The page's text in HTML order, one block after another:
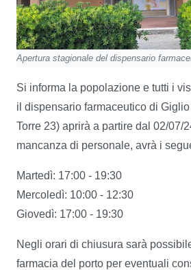
Apertura stagionale del dispensario
Si informa la popolazione e tutti i
il dispensario farmaceutico di
Torre 23) aprirà a partire dal 02/07/
mancanza di personale, avrà i
Martedì: 17:00 - 19:30
Mercoledì: 10:00 - 12:30
Giovedì: 17:00 - 19:30
Negli orari di chiusura sarà
farmacia del porto per eventuali